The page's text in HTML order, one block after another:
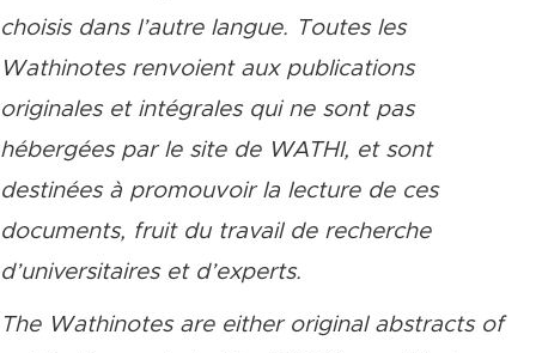
choisis dans l’autre langue. Toutes les
Wathinotes renvoient aux publications
originales et intégrales qui ne sont pas
hébergées par le site de WATHI, et sont
destinées à promouvoir la lecture de ces
documents, fruit du travail de recherche
d’universitaires et d’experts.
The Wathinotes are either original abstracts of